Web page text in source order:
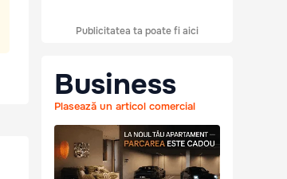
Publicitatea ta poate fi aici
Business
Plasează un articol comercial